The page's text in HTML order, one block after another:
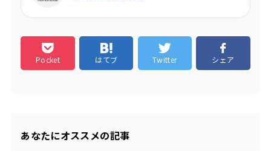
Pocket はてブ Twitter シェア
あなたにオススメの記事